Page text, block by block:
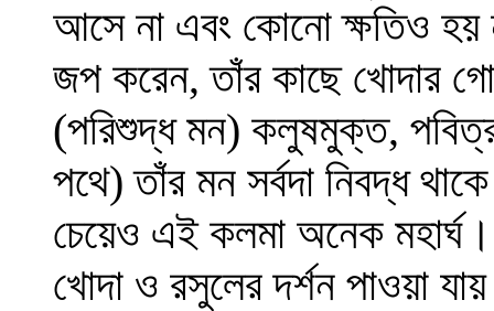
আসে না এবং কোনো ক্ষতিও হয়
জপ করেন, তাঁর কাছে খোদার
(পরিশুদ্ধ মন) কলুষমুক্ত,
পথে) তাঁর মন সর্বদা নিবদ্ধ
চেয়েও এই কলমা অনেক
খোদা ও রসুলের দর্শন পাওয়া